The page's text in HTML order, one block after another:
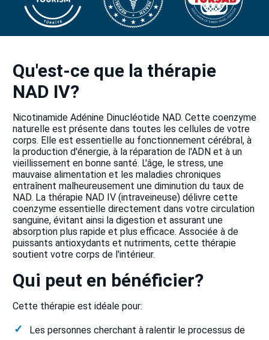
Qu'est-ce que la thérapie
NAD IV?
Nicotinamide Adénine Dinucléotide NAD. Cette coenzyme
naturelle est présente dans toutes les cellules de votre
corps. Elle est essentielle au fonctionnement cérébral, à
la production d'énergie, à la réparation de l'ADN et à un
vieillissement en bonne santé. L'âge, le stress, une
mauvaise alimentation et les maladies chroniques
entraînent malheureusement une diminution du taux de
NAD. La thérapie NAD IV (intraveineuse) délivre cette
coenzyme essentielle directement dans votre circulation
sanguine, évitant ainsi la digestion et assurant une
absorption plus rapide et plus efficace. Associée à de
puissants antioxydants et nutriments, cette thérapie
soutient votre corps de l'intérieur.
Qui peut en bénéficier?
Cette thérapie est idéale pour:
Les personnes cherchant à ralentir le processus de